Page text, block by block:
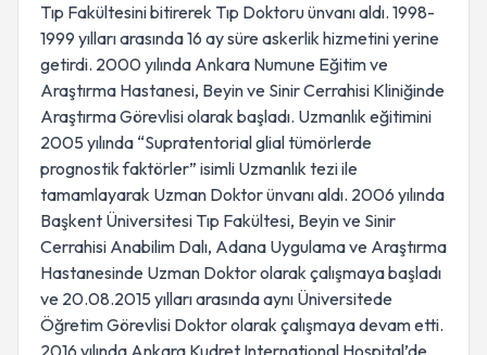
Tıp Fakültesini bitirerek Tıp Doktoru ünvanı aldı. 1998-
1999 yılları arasında 16 ay süre askerlik hizmetini yerine
getirdi. 2000 yılında Ankara Numune Eğitim ve
Araştırma Hastanesi, Beyin ve Sinir Cerrahisi Kliniğinde
Araştırma Görevlisi olarak başladı. Uzmanlık eğitimini
2005 yılında “Supratentorial glial tümörlerde
prognostik faktörler” isimli Uzmanlık tezi ile
tamamlayarak Uzman Doktor ünvanı aldı. 2006 yılında
Başkent Üniversitesi Tıp Fakültesi, Beyin ve Sinir
Cerrahisi Anabilim Dalı, Adana Uygulama ve Araştırma
Hastanesinde Uzman Doktor olarak çalışmaya başladı
ve 20.08.2015 yılları arasında aynı Üniversitede
Öğretim Görevlisi Doktor olarak çalışmaya devam etti.
2016 yılında Ankara Kudret International Hospital’de